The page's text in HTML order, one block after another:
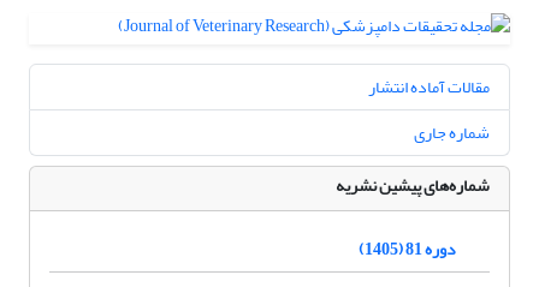
مقالات آماده انتشار
شماره جاری
شماره‌های پیشین نشریه
دوره 81 (1405)